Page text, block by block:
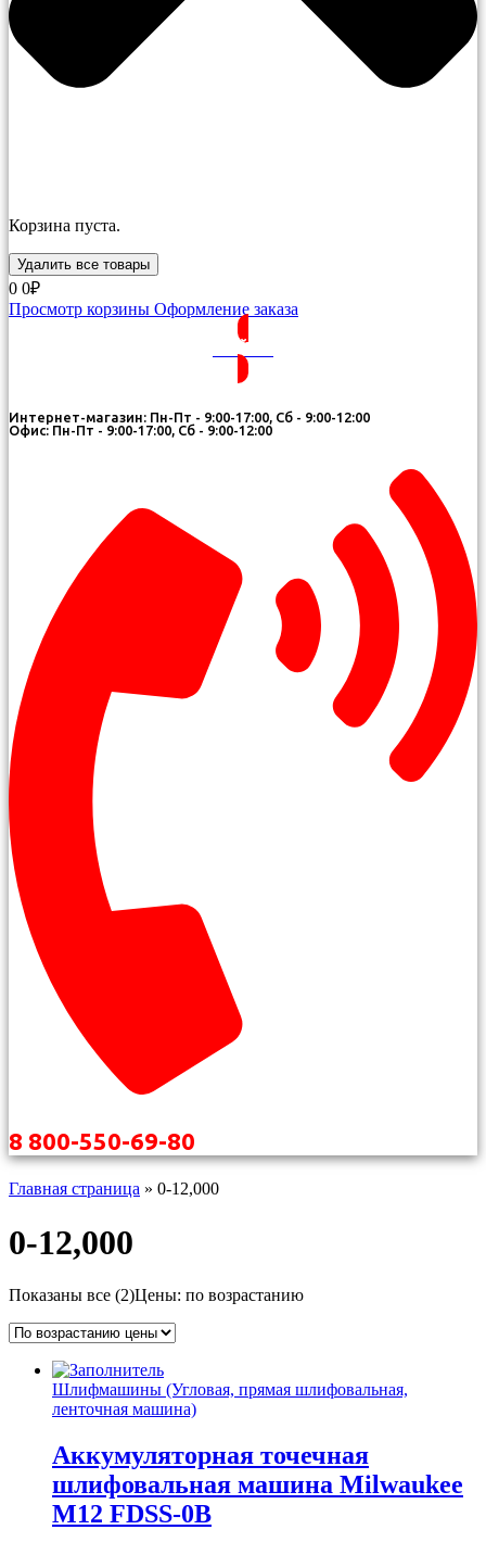
Корзина пуста.
Удалить все товары
0 0₽
Просмотр корзины Оформление заказа
ВОЙТИ
Интернет-магазин: Пн-Пт - 9:00-17:00, Сб - 9:00-12:00
Офис: Пн-Пт - 9:00-17:00, Сб - 9:00-12:00
8 800-550-69-80
Главная страница » 0-12,000
0-12,000
Показаны все (2)Цены: по возрастанию
Шлифмашины (Угловая, прямая шлифовальная,
ленточная машина)
Аккумуляторная точечная
шлифовальная машина Milwaukee
M12 FDSS-0B